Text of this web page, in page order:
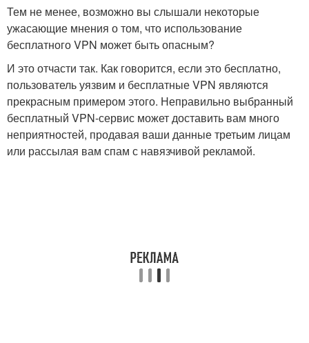
Тем не менее, возможно вы слышали некоторые
ужасающие мнения о том, что использование
бесплатного VPN может быть опасным?
И это отчасти так. Как говорится, если это бесплатно,
пользователь уязвим и бесплатные VPN являются
прекрасным примером этого. Неправильно выбранный
бесплатный VPN-сервис может доставить вам много
неприятностей, продавая ваши данные третьим лицам
или рассылая вам спам с навязчивой рекламой.